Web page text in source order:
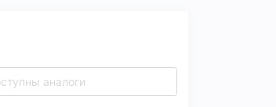
аналоги